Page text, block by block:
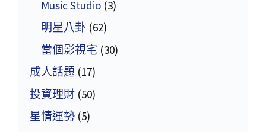
Music Studio (3)
明星八卦 (62)
當個影視宅 (30)
成人話題 (17)
投資理財 (50)
星情運勢 (5)